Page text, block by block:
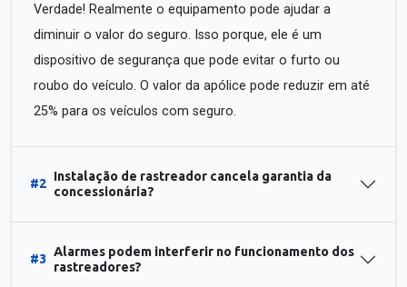
Verdade! Realmente o equipamento pode ajudar a
diminuir o valor do seguro. Isso porque, ele é um
dispositivo de segurança que pode evitar o furto ou
roubo do veículo. O valor da apólice pode reduzir em até
25% para os veículos com seguro.
#2
Instalação de rastreador cancela garantia da
concessionária?
#3
Alarmes podem interferir no funcionamento dos
rastreadores?